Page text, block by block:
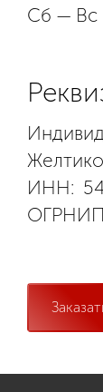
Сб — Вс
ИНН: